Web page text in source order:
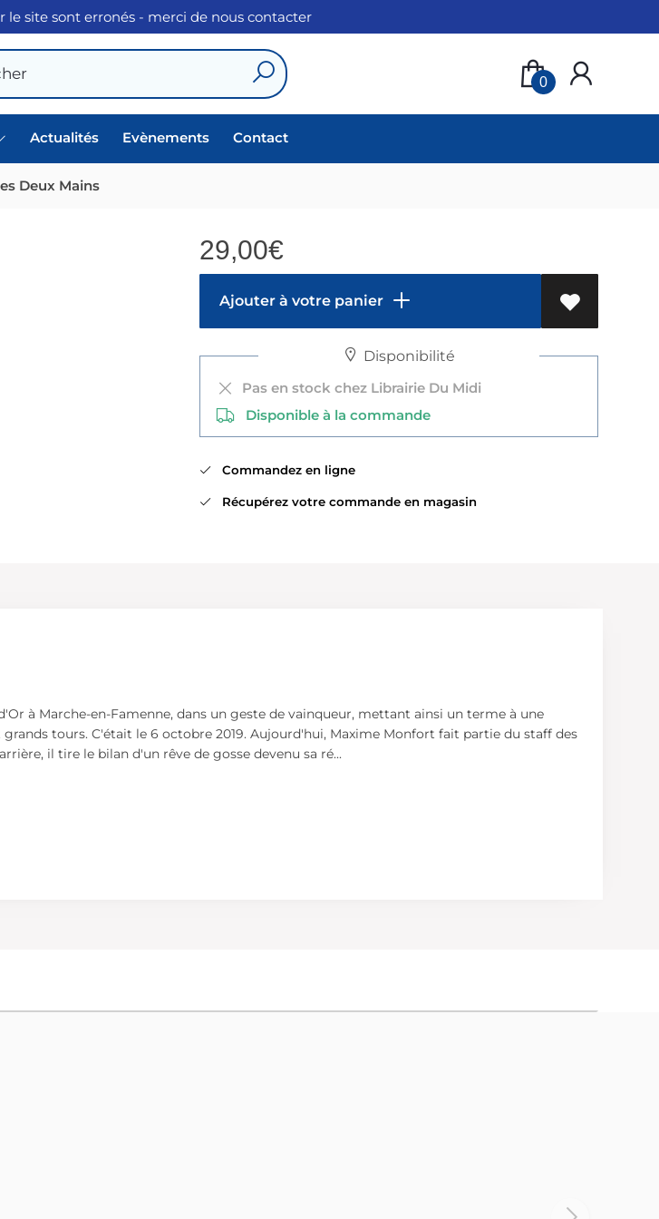
le site sont erronés - merci de nous contacter
0
Actualités Evènements Contact
Deux Mains
29,00€
Ajouter à votre panier
Disponibilité
Pas en stock chez Librairie Du Midi
Disponible à la commande
Commandez en ligne
Récupérez votre commande en magasin
à Marche-en-Famenne, dans un geste de vainqueur, mettant ainsi un terme à une
tours. C'était le 6 octobre 2019. Aujourd'hui, Maxime Monfort fait partie du staff des
il tire le bilan d'un rêve de gosse devenu sa ré...